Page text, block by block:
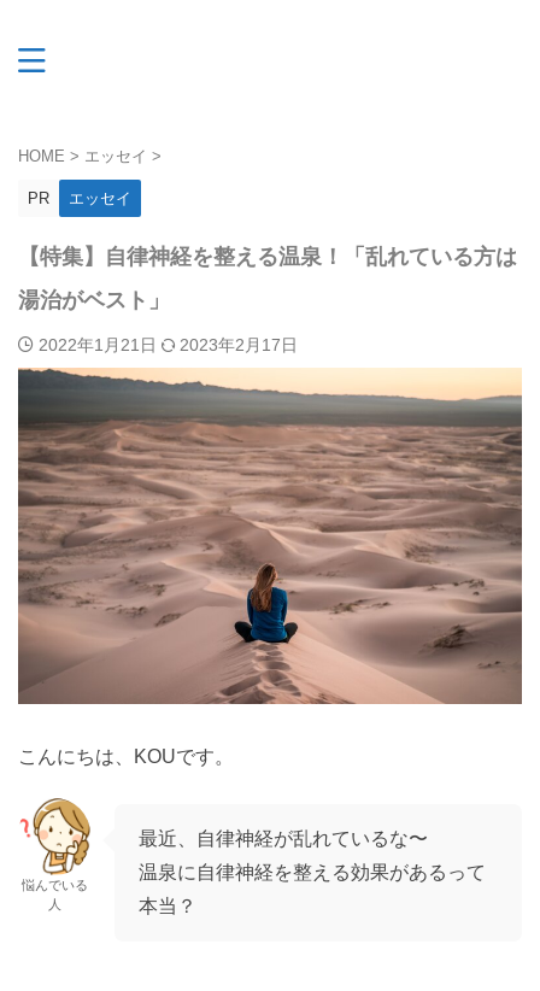
HOME > エッセイ >
PR エッセイ
【特集】自律神経を整える温泉！「乱れている方は
湯治がベスト」
2022年1月21日 2023年2月17日
こんにちは、KOUです。
悩んでいる
人
最近、自律神経が乱れているな〜
温泉に自律神経を整える効果があるって
本当？